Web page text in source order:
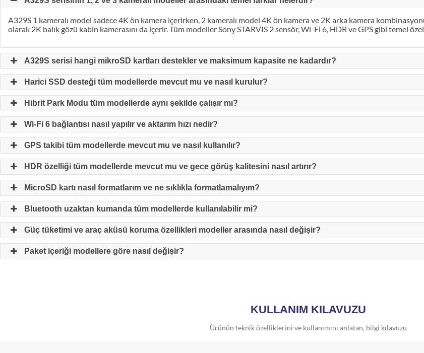
A329S 1 kameralı model sadece 4K ön kamera içerirken, 2 kameralı model 4K ön kamera ve 2K arka kamera
olarak 2K balık gözü kabin kamerasını da içerir. Tüm modeller Sony STARVIS 2 sensör, Wi-Fi 6, HDR ve GPS gibi temel
A329S serisi hangi mikroSD kartları destekler ve maksimum kapasite ne kadardır?
Harici SSD desteği tüm modellerde mevcut mu ve nasıl kurulur?
Hibrit Park Modu tüm modellerde aynı şekilde çalışır mı?
Wi-Fi 6 bağlantısı nasıl yapılır ve aktarım hızı nedir?
GPS takibi tüm modellerde mevcut mu ve nasıl kullanılır?
HDR özelliği tüm modellerde mevcut mu ve gece görüş kalitesini nasıl artırır?
MicroSD kartı nasıl formatlarım ve ne sıklıkla formatlamalıyım?
Bluetooth uzaktan kumanda tüm modellerde kullanılabilir mi?
Güç tüketimi ve araç aküsü koruma özellikleri modeller arasında nasıl değişir?
Paket içeriği modellere göre nasıl değişir?
KULLANIM KILAVUZU
Ürünün teknik özelliklerini ve kullanımını anlatan, bilgi kılavuzu